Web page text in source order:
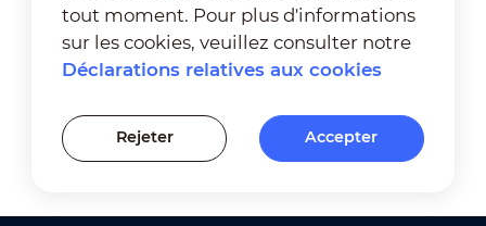
tout moment. Pour plus d'informations
sur les cookies, veuillez consulter notre
Déclarations relatives aux cookies
Rejeter Accepter